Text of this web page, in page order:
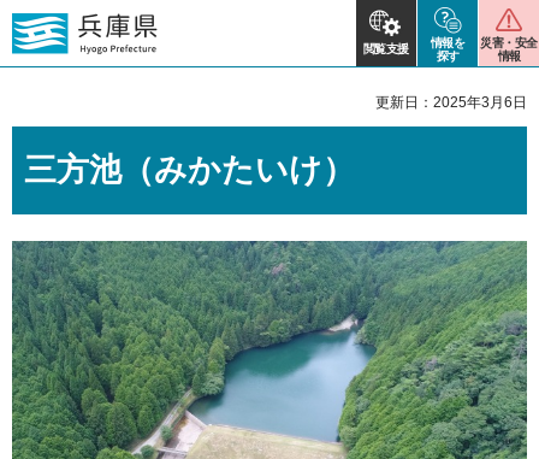
閲覧支援
情報を
探す
災害・安全
情報
更新日：2025年3月6日
三方池（みかたいけ）